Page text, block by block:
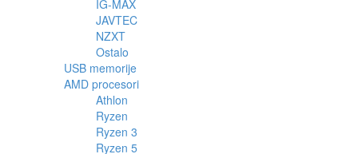
IG-MAX
JAVTEC
NZXT
Ostalo
USB memorije
AMD procesori
Athlon
Ryzen
Ryzen 3
Ryzen 5